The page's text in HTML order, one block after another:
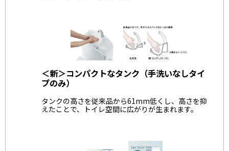
＜新＞コンパクトなタンク（手洗いなしタイ
プのみ）
タンクの高さを従来品から61mm低くし、高さを抑
えたことで、トイレ空間に広がりが生まれます。